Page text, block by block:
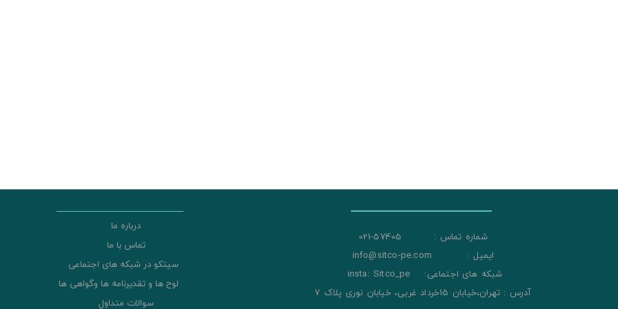
درباره ما
تماس با ما
سیتکو در شبکه های اجتماعی
لوح ها و تقدیرنامه ها وگواهی ها
سوالات متداول
شماره تماس : 57405-021
ایمیل : info@sitco-pe.com
شبکه های اجتماعی: insta: Sitco_pe
آدرس : تهران،خیابان 15خرداد غربی، خیابان نوری پلاک 7